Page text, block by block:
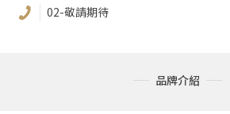
02-敬請期待
品牌介紹